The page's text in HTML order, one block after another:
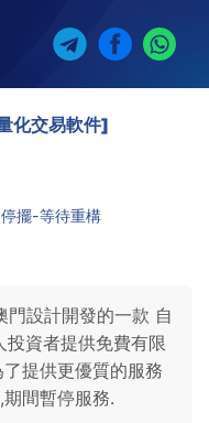
化交易軟件]
擺-等待重構
設計開發的一款 自
投資者提供免費有限
提供更優質的服務
間暫停服務.